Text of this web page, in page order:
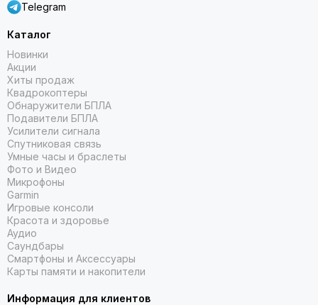
Telegram
Каталог
Новинки
Акции
Хиты продаж
Квадрокоптеры
Обнаружители БПЛА
Подавители БПЛА
Усилители сигнала
Спутниковая связь
Умные часы и браслеты
Фото и Видео
Микрофоны
Garmin
Игровые консоли
Красота и здоровье
Аудио
Саундбары
Смартфоны и Аксессуары
Карты памяти и накопители
Информация для клиентов